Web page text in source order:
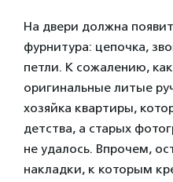
На двери должна
фурнитура: цепочка,
петли. К сожалению,
оригинальные литые
хозяйка квартиры,
детства, а старых
не удалось. Впрочем,
накладки, к которым